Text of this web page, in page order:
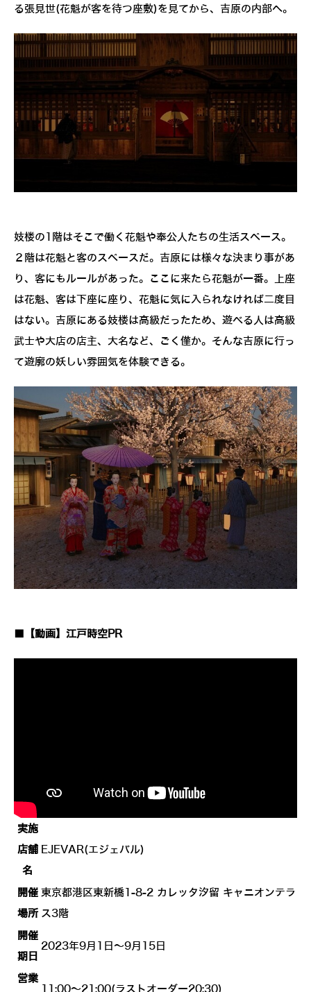
る張見世(花魁が客を待つ座敷)を見てから、吉原の内部へ。
妓楼の1階はそこで働く花魁や奉公人たちの生活スペース。
２階は花魁と客のスペースだ。吉原には様々な決まり事があ
り、客にもルールがあった。ここに来たら花魁が一番。上座
は花魁、客は下座に座り、花魁に気に入られなければ二度目
はない。吉原にある妓楼は高級だったため、遊べる人は高級
武士や大店の店主、大名など、ごく僅か。そんな吉原に行っ
て遊廓の妖しい雰囲気を体験できる。
■【動画】江戸時空PR
実施
店舗
名
EJEVAR(エジェバル)
開催
場所
東京都港区東新橋1-8-2 カレッタ汐留 キャニオンテラ
ス3階
開催
期日
2023年9月1日～9月15日
営業
11:00～21:00(ラストオーダー20:30)